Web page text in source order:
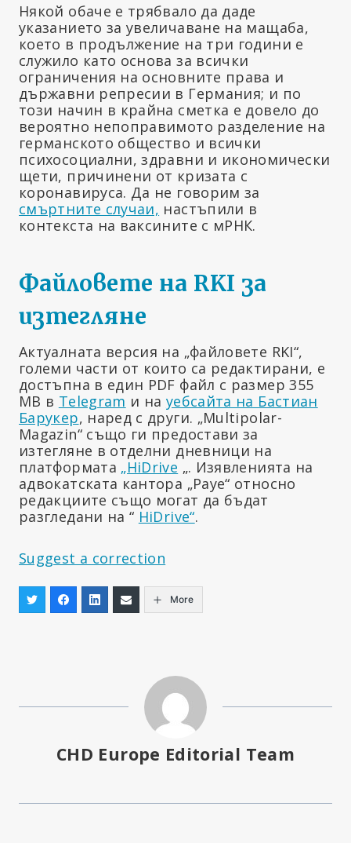
Някой обаче е трябвало да даде
указанието за увеличаване на мащаба,
което в продължение на три години е
служило като основа за всички
ограничения на основните права и
държавни репресии в Германия; и по
този начин в крайна сметка е довело до
вероятно непоправимото разделение на
германското общество и всички
психосоциални, здравни и икономически
щети, причинени от кризата с
коронавируса. Да не говорим за
смъртните случаи, настъпили в
контекста на ваксините с мРНК.
Файловете на RKI за
изтегляне
Актуалната версия на „файловете RKI“,
големи части от които са редактирани, е
достъпна в един PDF файл с размер 355
MB в Telegram и на уебсайта на Бастиан
Барукер, наред с други. „Multipolar-
Magazin“ също ги предостави за
изтегляне в отделни дневници на
платформата „HiDrive „. Изявленията на
адвокатската кантора „Рауе“ относно
редакциите също могат да бъдат
разгледани на “ HiDrive“.
Suggest a correction
More
CHD Europe Editorial Team